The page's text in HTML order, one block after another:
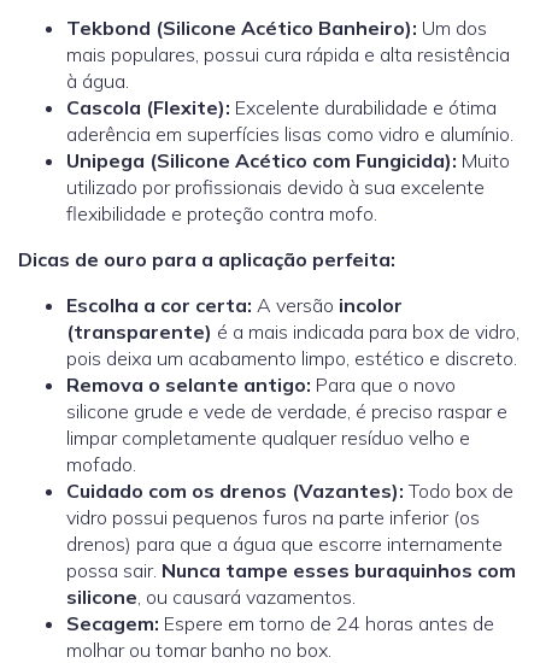
Tekbond (Silicone Acético Banheiro): Um dos
mais populares, possui cura rápida e alta resistência
à água.
Cascola (Flexite): Excelente durabilidade e ótima
aderência em superfícies lisas como vidro e alumínio.
Unipega (Silicone Acético com Fungicida): Muito
utilizado por profissionais devido à sua excelente
flexibilidade e proteção contra mofo
Dicas de ouro para a aplicação perfeita:
Escolha a cor certa: A versão incolor
(transparente) é a mais indicada para box de vidro,
pois deixa um acabamento limpo, estético e discreto.
Remova o selante antigo: Para que o novo
silicone grude e vede de verdade, é preciso raspar e
limpar completamente qualquer resíduo velho e
mofado.
Cuidado com os drenos (Vazantes): Todo box de
vidro possui pequenos furos na parte inferior (os
drenos) para que a água que escorre internamente
possa sair. Nunca tampe esses buraquinhos com
silicone , ou causará vazamentos.
Secagem: Espere em torno de 24 horas antes de
molhar ou tomar banho no box.